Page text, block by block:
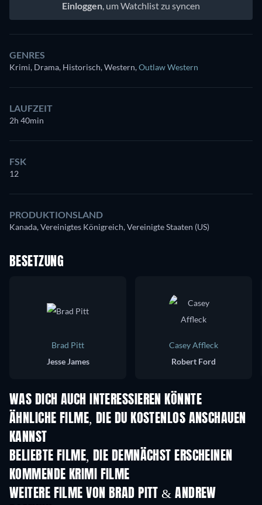
Einloggen , um Watchlist zu syncen
GENRES
Krimi, Drama, Historisch, Western,Outlaw Western
LAUFZEIT
2h 40min
FSK
12
PRODUKTIONSLAND
Kanada, Vereinigtes Königreich, Vereinigte Staaten (US)
BESETZUNG
Brad Pitt
Jesse James
Casey Affleck
Robert Ford
WAS DICH AUCH INTERESSIEREN KÖNNTE
ÄHNLICHE FILME, DIE DU KOSTENLOS ANSCHAUEN
KANNST
BELIEBTE FILME, DIE DEMNÄCHST ERSCHEINEN
KOMMENDE KRIMI FILME
WEITERE FILME VON BRAD PITT & ANDREW